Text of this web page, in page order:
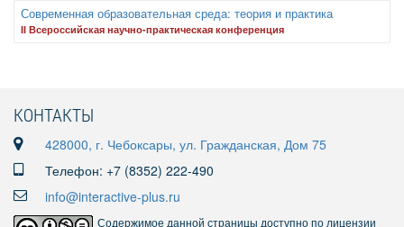
Современная образовательная среда: теория и практика
II Всероссийская научно-практическая конференция
КОНТАКТЫ
428000, г. Чебоксары, ул. Гражданская, Дом 75
Телефон: +7 (8352) 222-490
info@interactive-plus.ru
Содержимое данной страницы доступно по лицензии